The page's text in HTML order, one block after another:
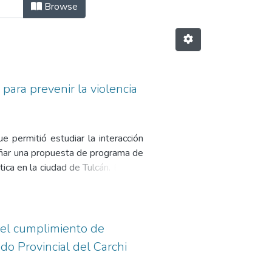
Browse
prevenir la violencia
permitió estudiar la interacción
una propuesta de programa de
en la ciudad de Tulcán. Para lo
de 373 encuestas dirigidas a
para identificar las acciones
Los principales resultados
prevenir la violencia doméstica
sea muy alta, l as formas de
cumplimiento de
Provincial del Carchi